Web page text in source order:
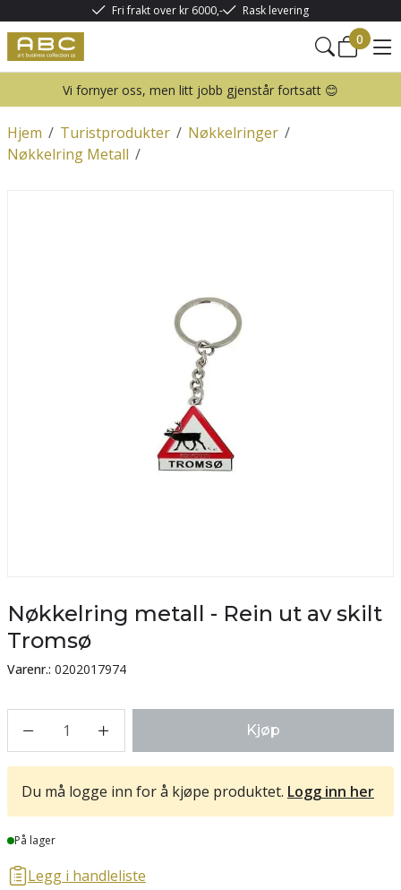
Fri frakt over kr 6000,- Rask levering
0
Vi fornyer oss, men litt jobb gjenstår fortsatt 😊
/
Hjem /
Turistprodukter /
Nøkkelringer
/
Nøkkelring Metall
Nøkkelring metall - Rein ut av skilt
Tromsø
Varenr.: 0202017974
1 Kjøp
Du må logge inn for å kjøpe produktet. Logg inn her
Lager
På lager
Legg i handleliste